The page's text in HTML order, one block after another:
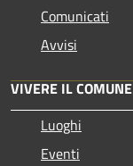
Comunicati
Avvisi
VIVERE IL COMUNE
Luoghi
Eventi